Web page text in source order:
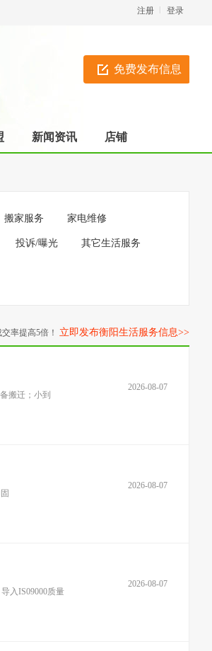
登录
注册
免费发布信息
新闻资讯 店铺
搬家服务 家电维修
投诉/曝光 其它生活服务
率提高5倍！ 立即发布衡阳生活服务信息>>
2026-08-07
搬迁；小到
2026-08-07
2026-08-07
入IS09000质量